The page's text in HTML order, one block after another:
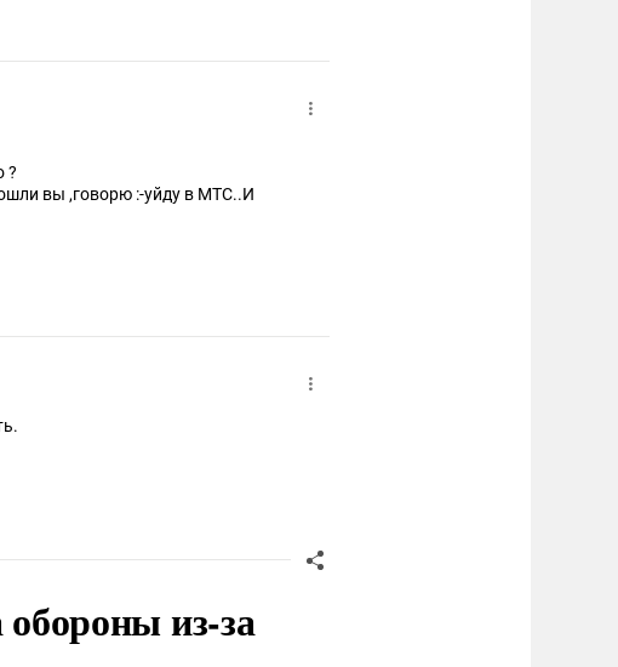
?
вы ,говорю :-уйду в МТС..И
из-за